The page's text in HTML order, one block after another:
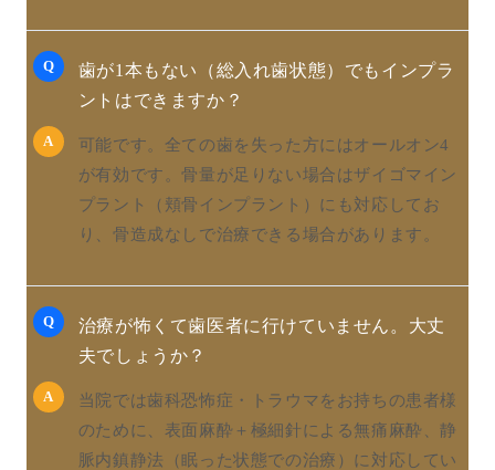
Q
歯が1本もない（総入れ歯状態）でもインプラ
ントはできますか？
A
可能です。全ての歯を失った方にはオールオン4
が有効です。骨量が足りない場合はザイゴマイン
プラント（頬骨インプラント）にも対応してお
り、骨造成なしで治療できる場合があります。
Q
治療が怖くて歯医者に行けていません。大丈
夫でしょうか？
A
当院では歯科恐怖症・トラウマをお持ちの患者様
のために、表面麻酔＋極細針による無痛麻酔、静
脈内鎮静法（眠った状態での治療）に対応してい